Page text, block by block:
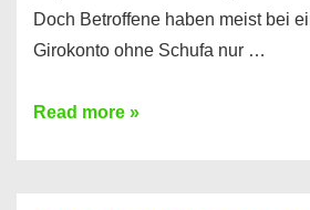
Doch Betroffene haben meist bei
Girokonto ohne Schufa nur …
Günstiges
Read more »